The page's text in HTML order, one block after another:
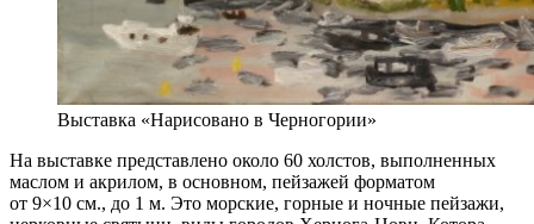
Выставка «Нарисовано в Черногории»
На выставке представлено около 60 холстов, выполненных
маслом и акрилом, в основном, пейзажей форматом
от 9×10 см., до 1 м. Это морские, горные и ночные пейзажи,